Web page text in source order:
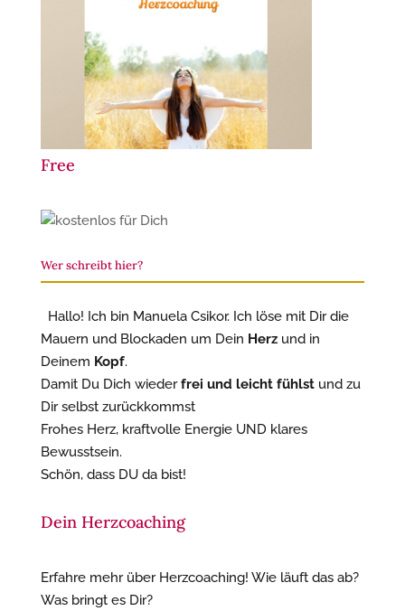
Free
Wer schreibt hier?
Hallo! Ich bin Manuela Csikor. Ich löse mit Dir die
Mauern und Blockaden um Dein Herzund in
Deinem Kopf.
Damit Du Dich wiederfrei und leicht fühlstund zu
Dir selbst zurückkommst
Frohes Herz, kraftvolle Energie UND klares
Bewusstsein.
Schön, dass DU da bist!
Dein Herzcoaching
Erfahre mehr über Herzcoaching! Wie läuft das ab?
Was bringt es Dir?